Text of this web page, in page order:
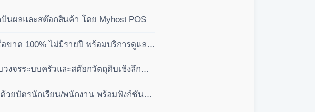
นผลและสต๊อกสินค้า โดย Myhost POS
ขาด 100% ไม่มีรายปี พร้อมบริการดูแล
งจรระบบครัวและสต๊อกวัตถุดิบเชิงลึก
ด้วยบัตรนักเรียน/พนักงาน พร้อมฟังก์ชัน